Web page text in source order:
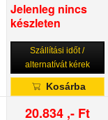
Jelenleg nincs
készleten
Szállítási időt /
alternatívát kérek
Kosárba
20.834 ,- Ft